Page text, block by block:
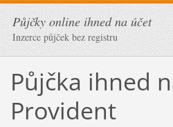
Půjčky online ihned na účet
Inzerce půjček bez registru
Půjčka ihned
Provident